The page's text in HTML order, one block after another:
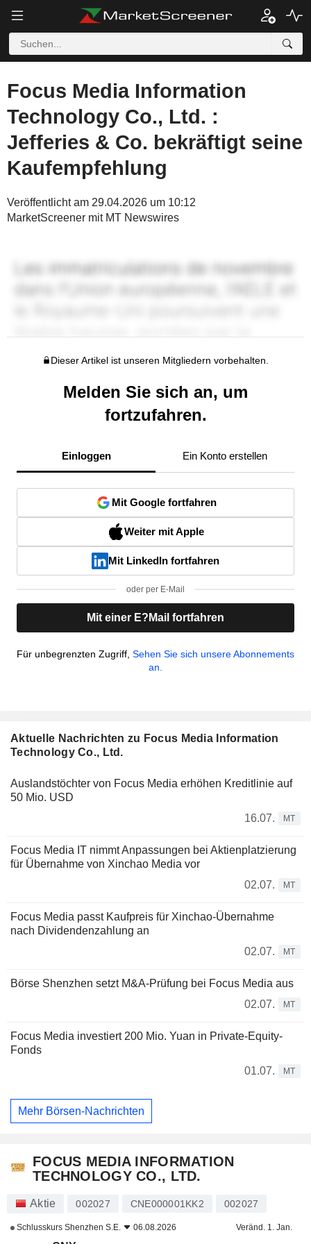
Focus Media Information
Technology Co., Ltd. :
Jefferies & Co. bekräftigt seine
Kaufempfehlung
Veröffentlicht am 29.04.2026 um 10:12
MarketScreener mit MT Newswires
Dieser Artikel ist unseren Mitgliedern vorbehalten.
Melden Sie sich an, um
fortzufahren.
Einloggen Ein Konto erstellen
Mit Google fortfahren
Weiter mit Apple
Mit LinkedIn fortfahren
oder per E-Mail
Mit einer E?Mail fortfahren
Für unbegrenzten Zugriff, Sehen Sie sich unsere Abonnements
an.
Aktuelle Nachrichten zu Focus Media Information
Technology Co., Ltd.
Auslandstöchter von Focus Media erhöhen Kreditlinie auf
50 Mio. USD
16.07.
MT
Focus Media IT nimmt Anpassungen bei Aktienplatzierung
für Übernahme von Xinchao Media vor
02.07.
MT
Focus Media passt Kaufpreis für Xinchao-Übernahme
nach Dividendenzahlung an
02.07.
MT
Börse Shenzhen setzt M&A-Prüfung bei Focus Media aus
02.07.
MT
Focus Media investiert 200 Mio. Yuan in Private-Equity-
Fonds
01.07.
MT
Mehr Börsen-Nachrichten
FOCUS MEDIA INFORMATION
TECHNOLOGY CO., LTD.
Aktie 002027 CNE000001KK2 002027
Schlusskurs Shenzhen S.E. 06.08.2026 Veränd. 1. Jan.